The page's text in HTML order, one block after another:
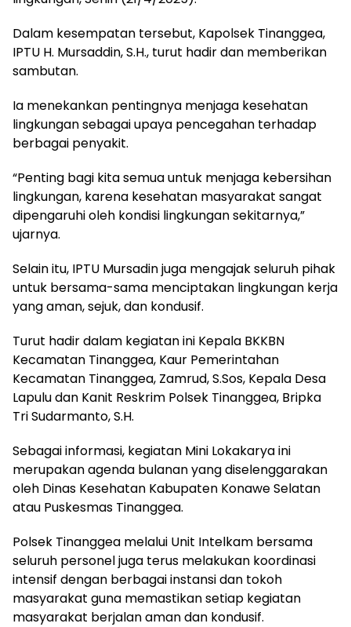
Dalam kesempatan tersebut, Kapolsek Tinanggea,
IPTU H. Mursaddin, S.H., turut hadir dan memberikan
sambutan.
Ia menekankan pentingnya menjaga kesehatan
lingkungan sebagai upaya pencegahan terhadap
berbagai penyakit.
“Penting bagi kita semua untuk menjaga kebersihan
lingkungan, karena kesehatan masyarakat sangat
dipengaruhi oleh kondisi lingkungan sekitarnya,”
ujarnya.
Selain itu, IPTU Mursadin juga mengajak seluruh pihak
untuk bersama-sama menciptakan lingkungan kerja
yang aman, sejuk, dan kondusif.
Turut hadir dalam kegiatan ini Kepala BKKBN
Kecamatan Tinanggea, Kaur Pemerintahan
Kecamatan Tinanggea, Zamrud, S.Sos, Kepala Desa
Lapulu dan Kanit Reskrim Polsek Tinanggea, Bripka
Tri Sudarmanto, S.H.
Sebagai informasi, kegiatan Mini Lokakarya ini
merupakan agenda bulanan yang diselenggarakan
oleh Dinas Kesehatan Kabupaten Konawe Selatan
atau Puskesmas Tinanggea.
Polsek Tinanggea melalui Unit Intelkam bersama
seluruh personel juga terus melakukan koordinasi
intensif dengan berbagai instansi dan tokoh
masyarakat guna memastikan setiap kegiatan
masyarakat berjalan aman dan kondusif.